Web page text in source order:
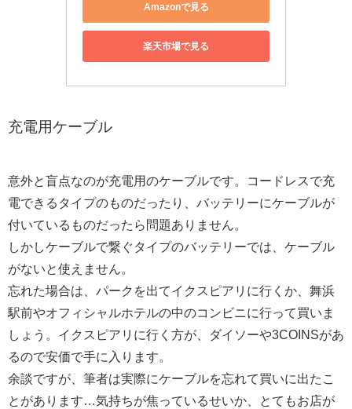
Amazonで見る
楽天市場で見る
充電用ケーブル
意外と盲点なのが充電用のケーブルです。コードレスで充
電できるタイプのものだったり、バッテリーにケーブルが
付いているものだったら問題ありません。
しかしケーブルで繋ぐタイプのバッテリーでは、ケーブル
がないと使えません。
忘れた場合は、パークを出てイクスピアリに行くか、舞浜
駅前やオフィシャルホテルの中のコンビニに行って買いま
しょう。イクスピアリに行く方が、ダイソーや3COINSがあ
るので安価で手に入ります。
余談ですが、筆者は実際にケーブルを忘れて買いに出たこ
とがあります…気持ちが焦っているせいか、とてもお店が